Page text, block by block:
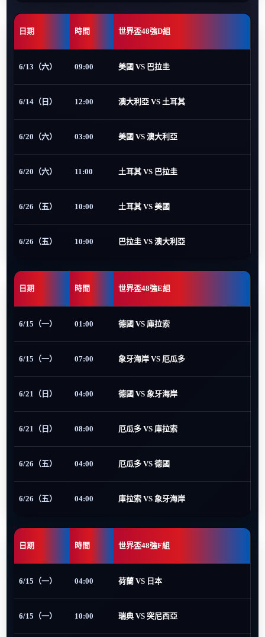
日期 時間 世界盃48強D組
6/13（六） 09:00 美國 VS 巴拉圭
6/14（日） 12:00 澳大利亞 VS 土耳其
6/20（六） 03:00 美國 VS 澳大利亞
6/20（六） 11:00 土耳其 VS 巴拉圭
6/26（五） 10:00 土耳其 VS 美國
6/26（五） 10:00 巴拉圭 VS 澳大利亞
日期 時間 世界盃48強E組
6/15（一） 01:00 德國 VS 庫拉索
6/15（一） 07:00 象牙海岸 VS 厄瓜多
6/21（日） 04:00 德國 VS 象牙海岸
6/21（日） 08:00 厄瓜多 VS 庫拉索
6/26（五） 04:00 厄瓜多 VS 德國
6/26（五） 04:00 庫拉索 VS 象牙海岸
日期 時間 世界盃48強F組
6/15（一） 04:00 荷蘭 VS 日本
6/15（一） 10:00 瑞典 VS 突尼西亞